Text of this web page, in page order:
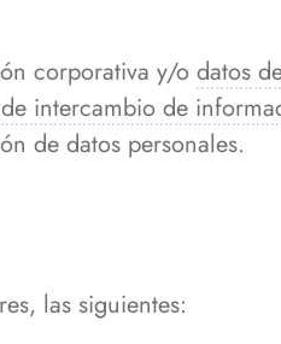
corporativa y/o datos
intercambio de
de datos personales.
las siguientes: